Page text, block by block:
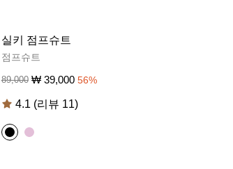
실키 점프슈트
점프슈트
89,000 ₩ 39,000 56%
4.1 (리뷰 11)